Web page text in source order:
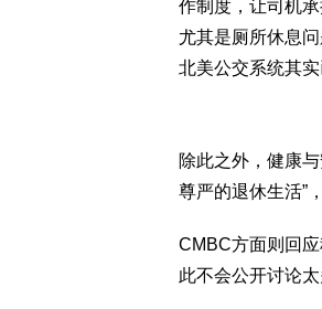
作制度，让司机
尤其是厕所休息
北美公交系统其实
除此之外，健康
尊严的退休生活”
CMBC方面则回
此不会公开讨论